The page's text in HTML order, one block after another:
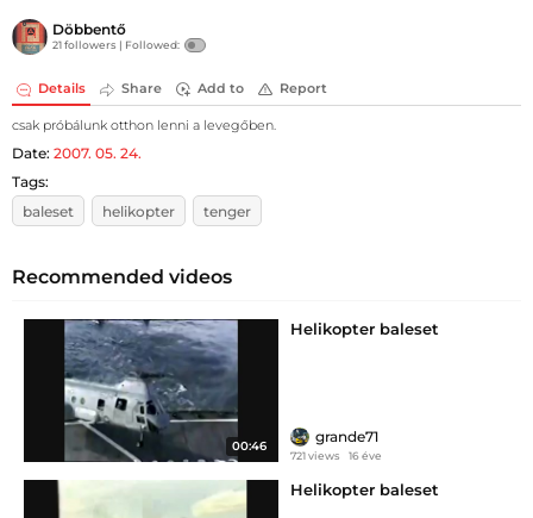
Döbbentő
21 followers | Followed:
Details Share Add to Report
csak próbálunk otthon lenni a levegőben.
Date: 2007. 05. 24.
Tags:
baleset
helikopter tenger
Recommended videos
00:46
Helikopter baleset
grande71
721 views 16 éve
Helikopter baleset